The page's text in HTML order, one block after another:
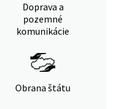
Doprava a
pozemné
komunikácie
Obrana štátu